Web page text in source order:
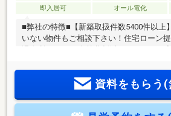
即入居可
オール電化
■弊社の特徴■【新築取扱件数5400件以上
いない物件もご相談下さい！住宅ローン
500万円まで住宅ローンと一本化が可能
イザー有資格者等多数在籍のTV・CMでお
資料をもらう(